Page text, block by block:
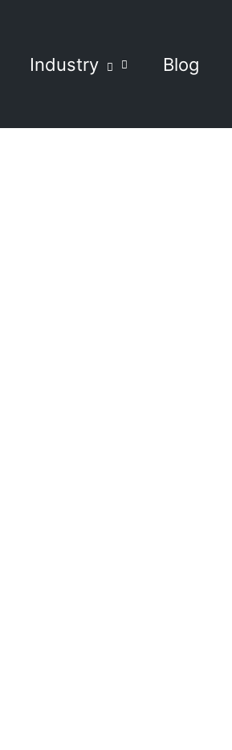
Industry Blog